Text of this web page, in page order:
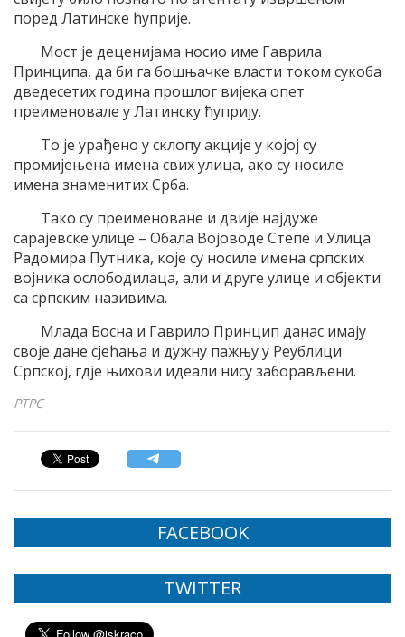
поред Латинске ћуприје.
Мост је деценијама носио име Гаврила
Принципа, да би га бошњачке власти током сукоба
дведесетих година прошлог вијека опет
преименовале у Латинску ћуприју.
То је урађено у склопу акције у којој су
промијењена имена свих улица, ако су носиле
имена знаменитих Срба.
Тако су преименоване и двије најдуже
сарајевске улице – Обала Војоводе Степе и Улица
Радомира Путника, које су носиле имена српских
војника ослободилаца, али и друге улице и објекти
са српским називима.
Млада Босна и Гаврило Принцип данас имају
своје дане сјећања и дужну пажњу у Реублици
Српској, гдје њихови идеали нису заборављени.
РТРС
FACEBOOK
TWITTER